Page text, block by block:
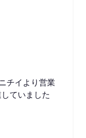
チイより営業
ていました